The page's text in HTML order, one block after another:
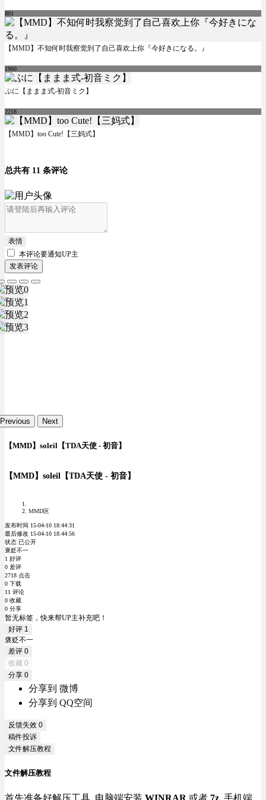
801
【MMD】不知何时我察觉到了自己喜欢上你『今好きになる。』
1960
ぷに【ままま式-初音ミク】
2218
【MMD】too Cute!【三妈式】
总共有 11 条评论
表情
本评论要通知UP主
发表评论
Previous Next
【MMD】soleil【TDA天使 - 初音】
【MMD】soleil【TDA天使 - 初音】
MMD区
发布时间 15-04-10 18:44:31
最后修改 15-04-10 18:44:56
状态 已公开
褒贬不一
1 好评
0 差评
2718 点击
0 下载
11 评论
0 收藏
0 分享
暂无标签，快来帮UP主补充吧！
好评 1
褒贬不一
差评 0
收藏 0
分享 0
分享到 微博
分享到 QQ空间
反馈失效 0
稿件投诉
文件解压教程
文件解压教程
首先准备好解压工具, 电脑端安装 WINRAR 或者 7z , 手机端